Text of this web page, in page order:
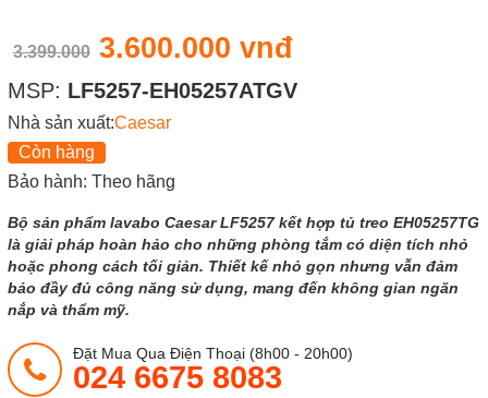
3.399.000 3.600.000 vnđ
MSP: LF5257-EH05257ATGV
Nhà sản xuất:Caesar
Còn hàng
Bảo hành: Theo hãng
Bộ sản phẩm lavabo Caesar LF5257 kết hợp tủ treo EH05257TG
là giải pháp hoàn hảo cho những phòng tắm có diện tích nhỏ
hoặc phong cách tối giản. Thiết kế nhỏ gọn nhưng vẫn đảm
bảo đầy đủ công năng sử dụng, mang đến không gian ngăn
nắp và thẩm mỹ.
Đặt Mua Qua Điện Thoại (8h00 - 20h00)
024 6675 8083